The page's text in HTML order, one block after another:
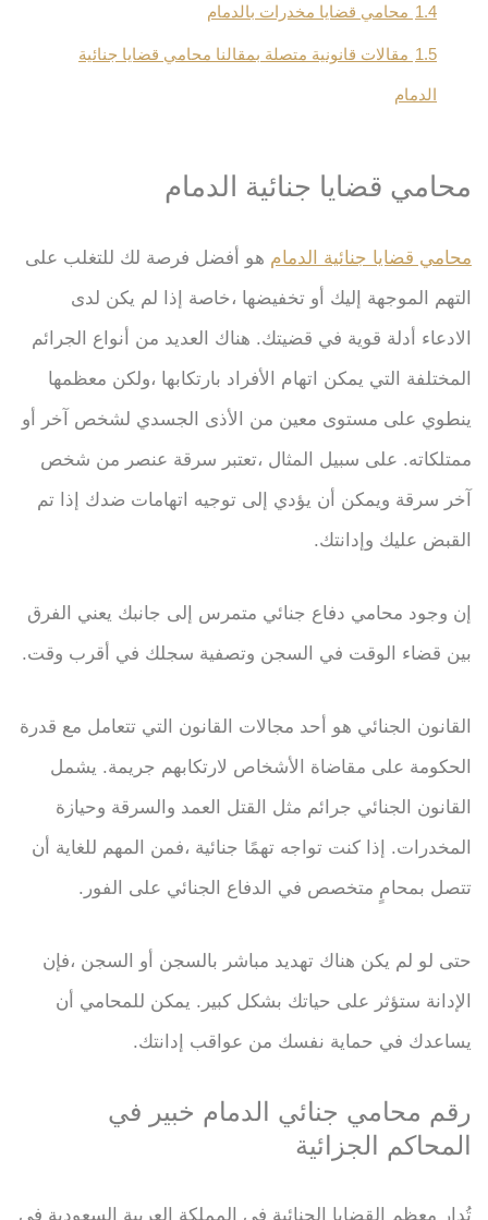
1.4 محامي قضايا مخدرات بالدمام
1.5 مقالات قانونية متصلة بمقالنا محامي قضايا جنائية
الدمام
محامي قضايا جنائية الدمام
محامي قضايا جنائية الدمام هو أفضل فرصة لك للتغلب على
التهم الموجهة إليك أو تخفيضها ،خاصة إذا لم يكن لدى
الادعاء أدلة قوية في قضيتك. هناك العديد من أنواع الجرائم
المختلفة التي يمكن اتهام الأفراد بارتكابها ،ولكن معظمها
ينطوي على مستوى معين من الأذى الجسدي لشخص آخر أو
ممتلكاته. على سبيل المثال ،تعتبر سرقة عنصر من شخص
آخر سرقة ويمكن أن يؤدي إلى توجيه اتهامات ضدك إذا تم
القبض عليك وإدانتك.
إن وجود محامي دفاع جنائي متمرس إلى جانبك يعني الفرق
بين قضاء الوقت في السجن وتصفية سجلك في أقرب وقت.
القانون الجنائي هو أحد مجالات القانون التي تتعامل مع قدرة
الحكومة على مقاضاة الأشخاص لارتكابهم جريمة. يشمل
القانون الجنائي جرائم مثل القتل العمد والسرقة وحيازة
المخدرات. إذا كنت تواجه تهمًا جنائية ،فمن المهم للغاية أن
تتصل بمحامٍ متخصص في الدفاع الجنائي على الفور.
حتى لو لم يكن هناك تهديد مباشر بالسجن أو السجن ،فإن
الإدانة ستؤثر على حياتك بشكل كبير. يمكن للمحامي أن
يساعدك في حماية نفسك من عواقب إدانتك.
رقم محامي جنائي الدمام خبير في
المحاكم الجزائية
تُدار معظم القضايا الجنائية في المملكة العربية السعودية في